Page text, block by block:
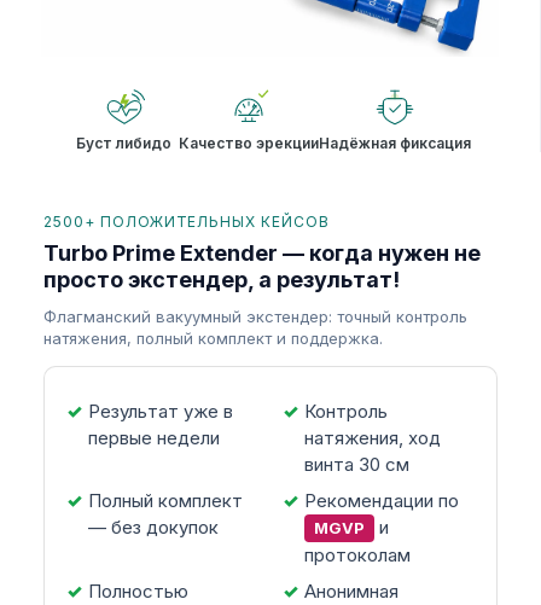
Буст либидо Качество эрекцииНадёжная фиксация
2500+ ПОЛОЖИТЕЛЬНЫХ КЕЙСОВ
Turbo Prime Extender — когда нужен не
просто экстендер, а результат!
Флагманский вакуумный экстендер: точный контроль
натяжения, полный комплект и поддержка.
Результат уже в
первые недели
Контроль
натяжения, ход
винта 30 см
Полный комплект
— без докупок
Рекомендации по
MGVP
и
протоколам
Полностью
Анонимная